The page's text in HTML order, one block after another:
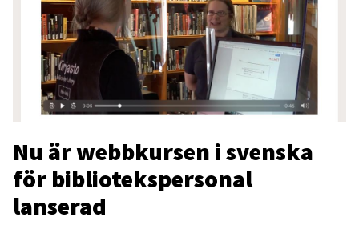
Nu är webbkursen i svenska
för bibliotekspersonal
lanserad